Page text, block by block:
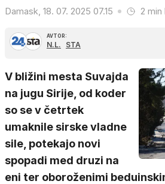
Damask, 18. 07. 2025 07.15 2 min
AVTOR:
N.L. STA
V bližini mesta Suvajda
na jugu Sirije, od koder
so se v četrtek
umaknile sirske vladne
sile, potekajo novi
spopadi med druzi na
eni ter oboroženimi